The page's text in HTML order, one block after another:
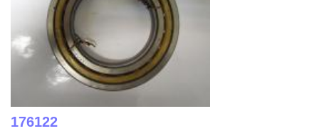
176122